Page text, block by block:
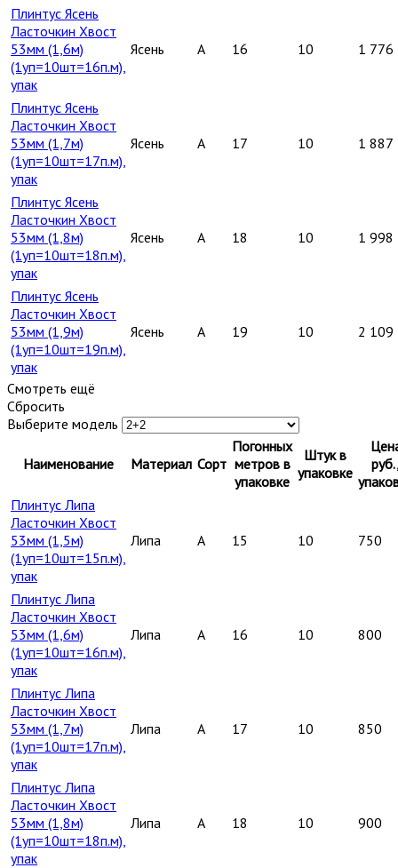
Плинтус Ясень
Ласточкин Хвост
53мм (1,6м)
(1уп=10шт=16п.м),
упак
Ясень A 16 10 1 776
Плинтус Ясень
Ласточкин Хвост
53мм (1,7м)
(1уп=10шт=17п.м),
упак
Ясень A 17 10 1 887
Плинтус Ясень
Ласточкин Хвост
53мм (1,8м)
(1уп=10шт=18п.м),
упак
Ясень A 18 10 1 998
Плинтус Ясень
Ласточкин Хвост
53мм (1,9м)
(1уп=10шт=19п.м),
упак
Ясень A 19 10 2 109
Смотреть ещё
Сбросить
Выберите модель
Наименование Материал Сорт
Погонных
метров в
упаковке
Штук в
упаковке
Плинтус Липа
Ласточкин Хвост
53мм (1,5м)
(1уп=10шт=15п.м),
упак
Липа A 15 10 750
Плинтус Липа
Ласточкин Хвост
53мм (1,6м)
(1уп=10шт=16п.м),
упак
Липа A 16 10 800
Плинтус Липа
Ласточкин Хвост
53мм (1,7м)
(1уп=10шт=17п.м),
упак
Липа A 17 10 850
Плинтус Липа
Ласточкин Хвост
53мм (1,8м)
(1уп=10шт=18п.м),
упак
Липа A 18 10 900